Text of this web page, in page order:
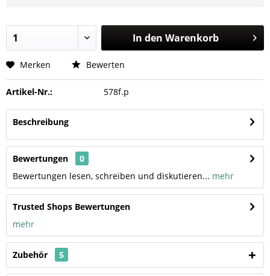
In den Warenkorb
Merken Bewerten
Artikel-Nr.: 578f.p
Beschreibung
Bewertungen
0
Bewertungen lesen, schreiben und diskutieren... mehr
Trusted Shops Bewertungen
mehr
Zubehör 5